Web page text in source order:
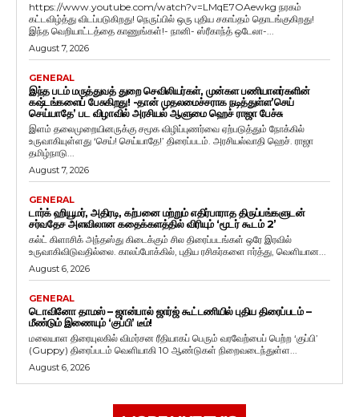
https://www.youtube.com/watch?v=LMqE7OAewkg நரகம்
கட்டவிழ்த்து விடப்படுகிறது! நெருப்பில் ஒரு புதிய சகாப்தம் தொடங்குகிறது!
இந்த வெறியாட்டத்தை காணுங்கள்!- நானி- ஸ்ரீகாந்த் ஒடேலா-...
August 7, 2026
GENERAL
இந்த படம் மருத்துவத் துறை செவிலியர்கள், முன்கள பணியாளர்களின்
கஷ்டங்களைப் பேசுகிறது! -தான் முதலமைச்சராக நடித்துள்ள’செய்
செய்யாதே’ பட விழாவில் அரசியல் ஆளுமை ஹெச் ராஜா பேச்சு
இளம் தலைமுறையினருக்கு சமூக விழிப்புணர்வை ஏற்படுத்தும் நோக்கில்
உருவாகியுள்ளது ‘செய்! செய்யாதே!’ திரைப்படம். அரசியல்வாதி ஹெச். ராஜா
தமிழ்நாடு...
August 7, 2026
GENERAL
டார்க் ஹியூமர், அதிரடி, கற்பனை மற்றும் எதிர்பாராத திருப்பங்களுடன்
சர்வதேச அளவிலான கதைக்களத்தில் விரியும் ‘மூடர் கூடம் 2’
கல்ட் கிளாசிக் அந்தஸ்து கிடைக்கும் சில திரைப்படங்கள் ஒரே இரவில்
உருவாகிவிடுவதில்லை. காலப்போக்கில், புதிய ரசிகர்களை ஈர்த்து, வெளியான...
August 6, 2026
GENERAL
டொவினோ தாமஸ் – ஜான்பால் ஜார்ஜ் கூட்டணியில் புதிய திரைப்படம் –
மீண்டும் இணையும் ‘குப்பி’ டீம்!
மலையாள திரையுலகில் விமர்சன ரீதியாகப் பெரும் வரவேற்பைப் பெற்ற ‘குப்பி’
(Guppy) திரைப்படம் வெளியாகி 10 ஆண்டுகள் நிறைவடைந்துள்ள...
August 6, 2026